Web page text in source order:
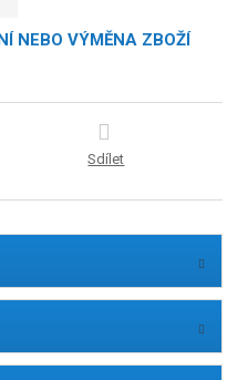
NEBO VÝMĚNA ZBOŽÍ
Sdílet